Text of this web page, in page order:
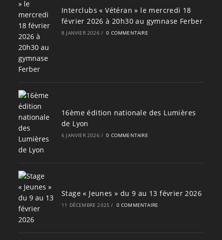
Interclubs « Vétéran » le mercredi 18
février 2026 à 20h30 au gymnase Ferber
8 JANVIER 2026 / 0 COMMENTAIRE
16ème édition nationale des Lumières
de Lyon
6 JANVIER 2026 / 0 COMMENTAIRE
Stage « Jeunes » du 9 au 13 février 2026
11 DÉCEMBRE 2025 / 0 COMMENTAIRE